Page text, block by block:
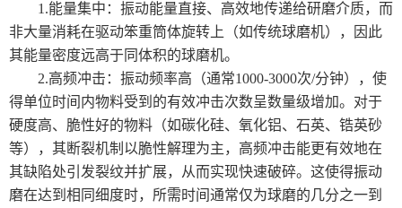
中型超微粉碎机系列
大型超微粉碎机系列
制冷机
1.能量集中：振动能量直接、高效地传递给研磨介质，而
非大量消耗在驱动笨重筒体旋转上（如传统球磨机），因此
其能量密度远高于同体积的球磨机。
2.高频冲击：振动频率高（通常1000-3000次/分钟），使
得单位时间内物料受到的有效冲击次数呈数量级增加。对于
硬度高、脆性好的物料（如碳化硅、氧化铝、石英、锆英砂
等），其断裂机制以脆性解理为主，高频冲击能更有效地在
其缺陷处引发裂纹并扩展，从而实现快速破碎。这使得振动
磨在达到相同细度时，所需时间通常仅为球磨的几分之一到